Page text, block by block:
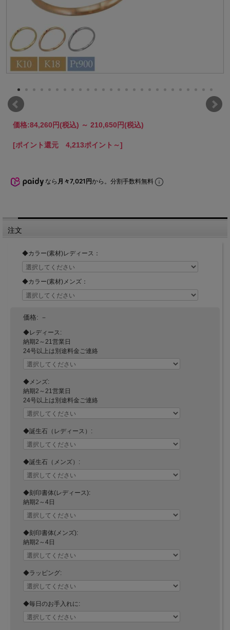
価格:84,260円(税込) ～ 210,650円(税込)
[ポイント還元 4,213ポイント～]
なら 月々7,021円から。分割手数料無料
注文
◆カラー(素材)レディース：
◆カラー(素材)メンズ：
価格: －
◆レディース:
納期2～21営業日
24号以上は別途料金ご連絡
◆メンズ:
納期2～21営業日
24号以上は別途料金ご連絡
◆誕生石（レディース）:
◆誕生石（メンズ）:
◆刻印書体(レディース):
納期2～4日
◆刻印書体(メンズ):
納期2～4日
◆ラッピング:
◆毎日のお手入れに: